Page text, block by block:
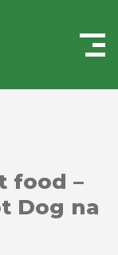
food –
Dog na